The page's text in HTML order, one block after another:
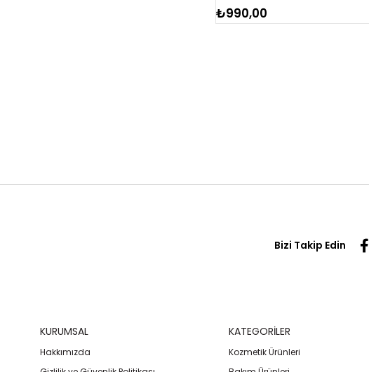
₺990,00
Bizi Takip Edin
KURUMSAL
Hakkımızda
KATEGORİLER
Kozmetik Ürünleri